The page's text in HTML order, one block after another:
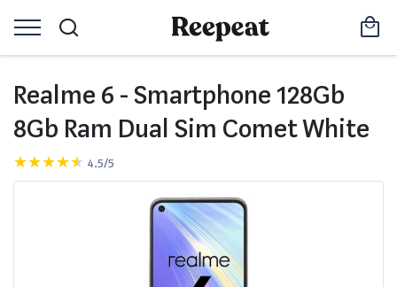
Realme 6 - Smartphone 128Gb
8Gb Ram Dual Sim Comet White
4.5/5